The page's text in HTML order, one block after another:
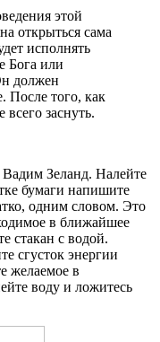
этой
открыться сама
исполнять
Бога или
должен
После того, как
заснуть.
Зеланд. Налейте
бумаги напишите
одним словом. Это
в ближайшее
стакан с водой.
сгусток энергии
желаемое в
воду и ложитесь